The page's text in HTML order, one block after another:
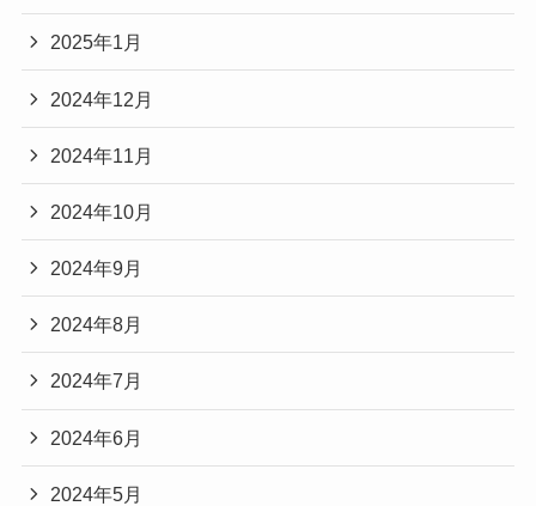
2025年1月
2024年12月
2024年11月
2024年10月
2024年9月
2024年8月
2024年7月
2024年6月
2024年5月